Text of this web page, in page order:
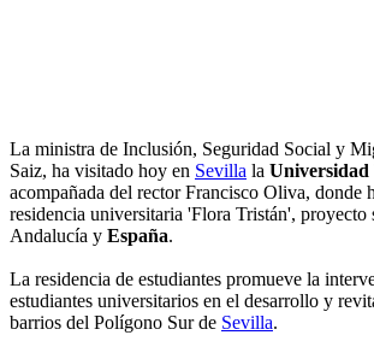
La ministra de Inclusión, Seguridad Social y
Saiz, ha visitado hoy en Sevilla la Universidad
acompañada del rector Francisco Oliva, donde
residencia universitaria 'Flora Tristán', proyecto
Andalucía y España.
La residencia de estudiantes promueve la
estudiantes universitarios en el desarrollo y
barrios del Polígono Sur de Sevilla.